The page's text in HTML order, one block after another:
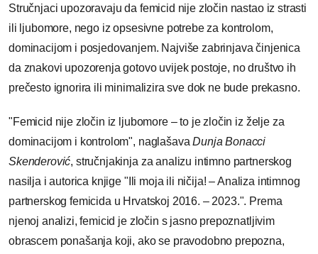
Stručnjaci upozoravaju da femicid nije zločin nastao iz strasti
ili ljubomore, nego iz opsesivne potrebe za kontrolom,
dominacijom i posjedovanjem. Najviše zabrinjava činjenica
da znakovi upozorenja gotovo uvijek postoje, no društvo ih
prečesto ignorira ili minimalizira sve dok ne bude prekasno.
"Femicid nije zločin iz ljubomore – to je zločin iz želje za
dominacijom i kontrolom", naglašavaDunja Bonacci
Skenderović, stručnjakinja za analizu intimno partnerskog
nasilja i autorica knjige "Ili moja ili ničija! – Analiza intimnog
partnerskog femicida u Hrvatskoj 2016. – 2023.". Prema
njenoj analizi, femicid je zločin s jasno prepoznatljivim
obrascem ponašanja koji, ako se pravodobno prepozna,